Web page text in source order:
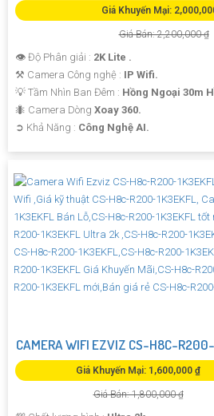
Giá Khuyến Mại:
Giá Bán: 2,200,000 ₫
👁 Độ Phân giải : 2K Lite .
⚒ Camera Công nghệ : IP Wifi.
💡 Tầm Nhìn Ban Đêm : Hồng Ngoại 30m
🐜 Camera Dòng Xoay 360.
️➲ Khả Năng : Công Nghệ AI.
CAMERA WIFI EZVIZ CS-H8C-
Giá Khuyến Mại: 1,600,000 ₫
Giá Bán: 1,800,000 ₫